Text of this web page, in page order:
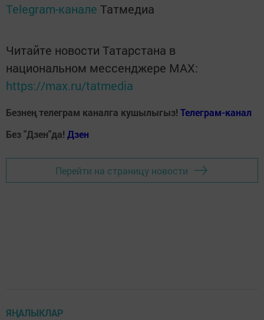
Telegram-канале Татмедиа
Читайте новости Татарстана в
национальном мессенджере MАХ:
https://max.ru/tatmedia
Безнең телеграм каналга кушылыгыз! Телеграм-канал
Без "Дзен"да! Дзен
Перейти на страницу новости
ЯҢАЛЫКЛАР